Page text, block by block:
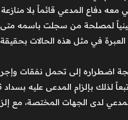
معه دفاع المدعي قائماً بلا
لمصلحة من سجلت باسمه متى
في مثل هذه الحالات
اضطراره إلى تحمل نفقات
المدعى عليه بسداد 15 ألف درهم تعويضاً.
لدى الجهات المختصة، مع